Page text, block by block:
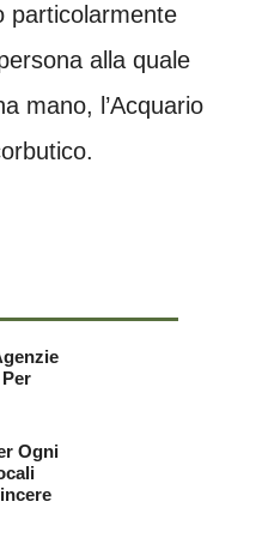
particolarmente
alla quale
mano, l’Acquario
Ogni